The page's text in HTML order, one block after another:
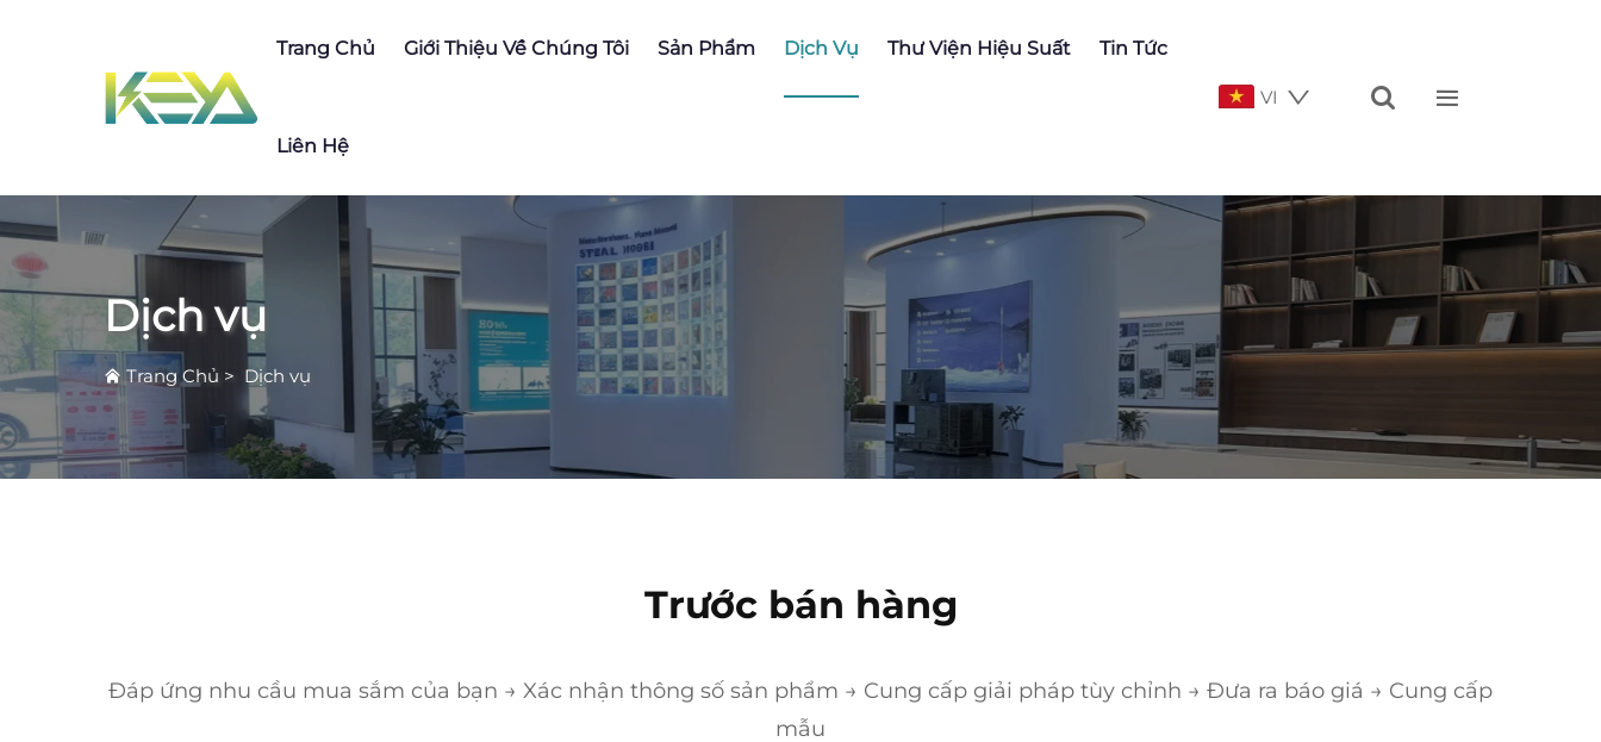
Trang Chủ Giới Thiệu Về Chúng Tôi Sản Phẩm Dịch Vụ Thư Viện Hiệu Suất Tin Tức
Liên Hệ
VI  
Dịch vụ
Trang Chủ > Dịch vụ
Trước bán hàng
Đáp ứng nhu cầu mua sắm của bạn → Xác nhận thông số sản phẩm → Cung cấp giải pháp tùy chỉnh → Đưa ra báo giá → Cung cấp
mẫu